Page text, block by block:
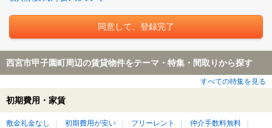
西宮市甲子園町周辺の賃貸物件をテーマ・特集・間取りから探す
すべての特集を見る
初期費用・家賃
敷金礼金なし 初期費用が安い フリーレント
仲介手数料無料